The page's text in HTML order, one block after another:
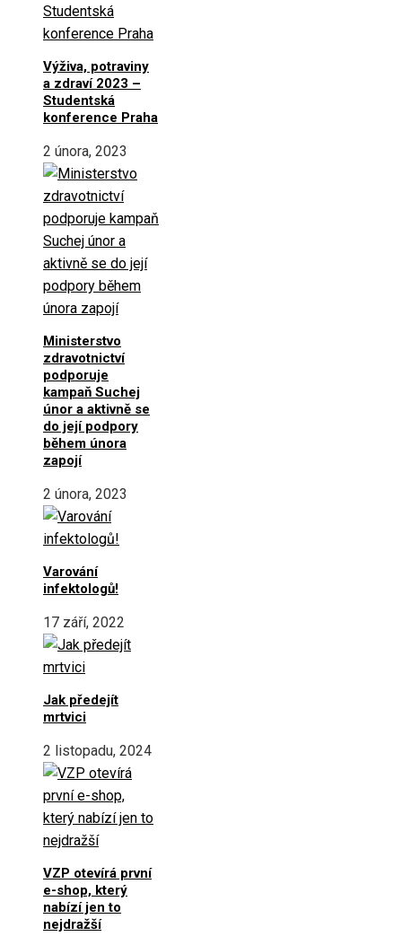
Výživa, potraviny
a zdraví 2023 –
Studentská
konference Praha
2 února, 2023
Ministerstvo
zdravotnictví
podporuje
kampaň Suchej
únor a aktivně se
do její podpory
během února
zapojí
2 února, 2023
Varování
infektologů!
17 září, 2022
Jak předejít
mrtvici
2 listopadu, 2024
VZP otevírá první
e-shop, který
nabízí jen to
nejdražší